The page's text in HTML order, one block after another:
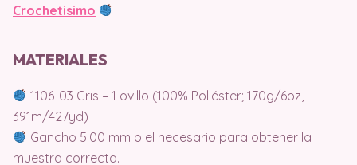
Crochetisimo
MATERIALES
1106-03 Gris – 1 ovillo (100% Poliéster; 170g/6oz,
391m/427yd)
Gancho 5.00 mm o el necesario para obtener la
muestra correcta.